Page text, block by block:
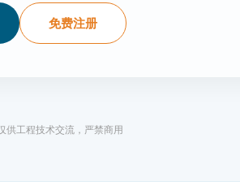
免费注册
供工程技术交流，严禁商用